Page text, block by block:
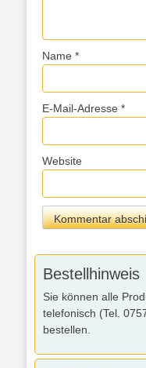
Name *
E-Mail-Adresse *
Website
Bestellhinweis
Sie können alle
telefonisch (Tel.
bestellen.